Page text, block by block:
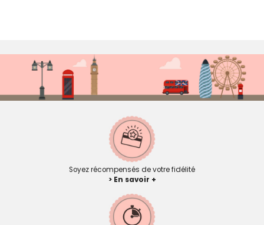
Soyez récompensés de votre fidélité
> En savoir +